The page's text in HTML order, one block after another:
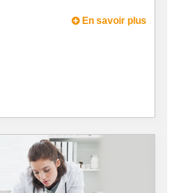
En savoir plus